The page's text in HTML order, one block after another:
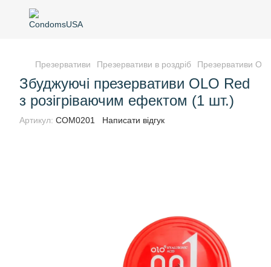
Презервативи Презервативи в роздріб Презервативи
Збуджуючі презервативи OLO Red
з розігріваючим ефектом (1 шт.)
Артикул: COM0201 Написати відгук